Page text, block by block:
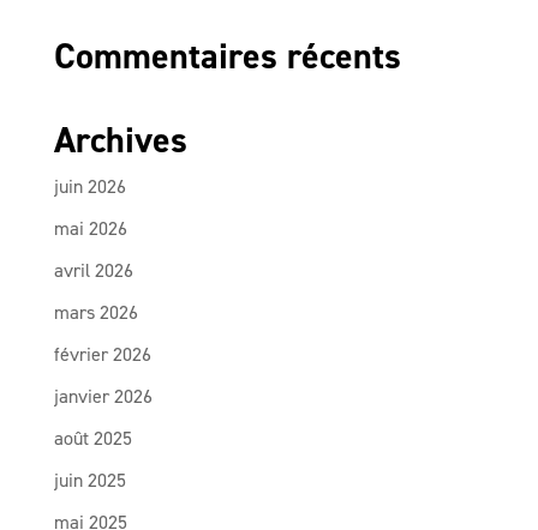
Commentaires récents
Archives
juin 2026
mai 2026
avril 2026
mars 2026
février 2026
janvier 2026
août 2025
juin 2025
mai 2025